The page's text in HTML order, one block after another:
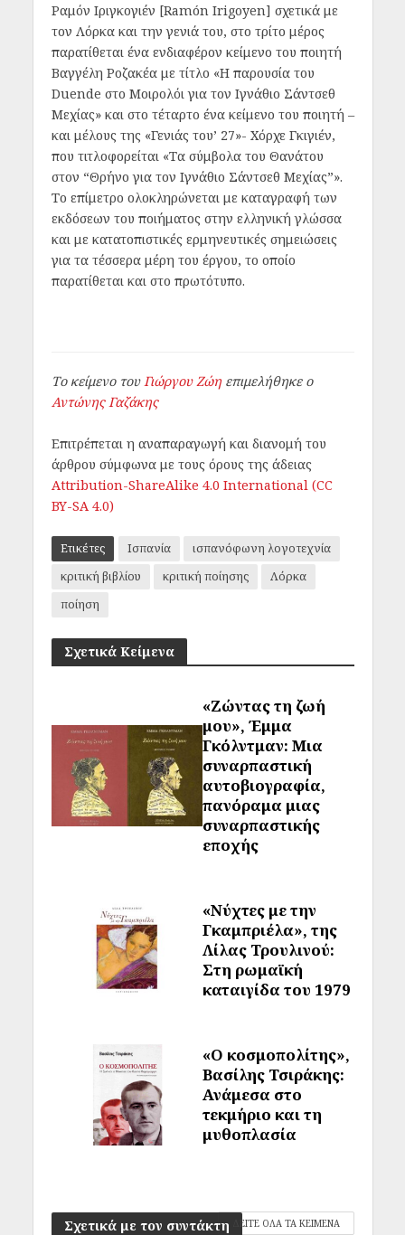
Ραμόν Ιριγκογιέν [Ramón Irigoyen] σχετικά με
τον Λόρκα και την γενιά του, στο τρίτο μέρος
παρατίθεται ένα ενδιαφέρον κείμενο του ποιητή
Βαγγέλη Ροζακέα με τίτλο «Η παρουσία του
Duende στο Μοιρολόι για τον Ιγνάθιο Σάντσεθ
Μεχίας» και στο τέταρτο ένα κείμενο του ποιητή –
και μέλους της «Γενιάς του’ 27»- Χόρχε Γκιγιέν,
που τιτλοφορείται «Τα σύμβολα του Θανάτου
στον “Θρήνο για τον Ιγνάθιο Σάντσεθ Μεχίας”».
Το επίμετρο ολοκληρώνεται με καταγραφή των
εκδόσεων του ποιήματος στην ελληνική γλώσσα
και με κατατοπιστικές ερμηνευτικές σημειώσεις
για τα τέσσερα μέρη του έργου, το οποίο
παρατίθεται και στο πρωτότυπο.
Το κείμενο τουΓιώργου Ζώηεπιμελήθηκε ο
Αντώνης Γαζάκης
Επιτρέπεται η αναπαραγωγή και διανομή του
άρθρου σύμφωνα με τους όρους της άδειας
Attribution-ShareAlike 4.0 International (CC
BY-SA 4.0)
Ετικέτες Ισπανία
ισπανόφωνη λογοτεχνία
κριτική βιβλίου
κριτική ποίησης
Λόρκα
ποίηση
Σχετικά Κείμενα
«Ζώντας τη ζωή
μου», Έμμα
Γκόλντμαν: Μια
συναρπαστική
αυτοβιογραφία,
πανόραμα μιας
συναρπαστικής
εποχής
«Νύχτες με την
Γκαμπριέλα», της
Λίλας Τρουλινού:
Στη ρωμαϊκή
καταιγίδα του 1979
«Ο κοσμοπολίτης»,
Βασίλης Τσιράκης:
Ανάμεσα στο
τεκμήριο και τη
μυθοπλασία
Σχετικά με τον συντάκτη ΔΕΙΤΕ ΟΛΑ ΤΑ ΚΕΙΜΕΝΑ